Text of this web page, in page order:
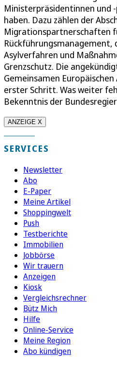
Ministerpräsidentinnen und
haben. Dazu zählen der
Migrationspartnerschaften
Rückführungsmanagement,
Asylverfahren und
Grenzschutz. Die
Gemeinsamen
erster Schritt. Was weiter
Bekenntnis der
ANZEIGE X
SERVICES
Newsletter
Abo
E-Paper
Meine Artikel
Shoppingwelt
Push
Testberichte
Immobilien
Jobbörse
Wir trauern
Anzeigen
Kiosk
Vergleichsrechner
Bütz Mich
Hilfe
Online-Service
Meine Region
Abo kündigen